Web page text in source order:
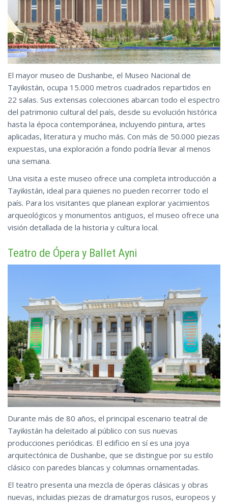
El mayor museo de Dushanbe, el Museo Nacional de
Tayikistán, ocupa 15.000 metros cuadrados repartidos en
22 salas. Sus extensas colecciones abarcan todo el espectro
del patrimonio cultural del país, desde su evolución histórica
hasta la época contemporánea, incluyendo pintura, artes
aplicadas, literatura y mucho más. Con más de 50.000 piezas
expuestas, una exploración a fondo podría llevar al menos
una semana.
Una visita a este museo ofrece una completa introducción a
Tayikistán, ideal para quienes no pueden recorrer todo el
país. Para los visitantes que planean explorar yacimientos
arqueológicos y monumentos antiguos, el museo ofrece una
visión detallada de la historia y cultura local.
Teatro de Ópera y Ballet Ayni
Durante más de 80 años, el principal escenario teatral de
Tayikistán ha deleitado al público con sus nuevas
producciones periódicas. El edificio en sí es una joya
arquitectónica de Dushanbe, que se distingue por su estilo
clásico con paredes blancas y columnas ornamentadas.
El teatro presenta una mezcla de óperas clásicas y obras
nuevas, incluidas piezas de dramaturgos rusos, europeos y